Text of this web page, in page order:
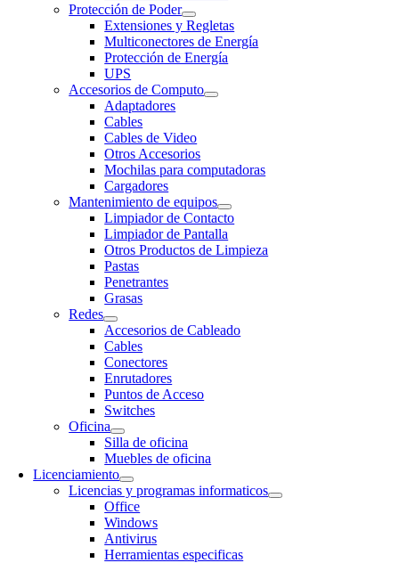
Protección de Poder
Extensiones y Regletas
Multiconectores de Energía
Protección de Energía
UPS
Accesorios de Computo
Adaptadores
Cables
Cables de Video
Otros Accesorios
Mochilas para computadoras
Cargadores
Mantenimiento de equipos
Limpiador de Contacto
Limpiador de Pantalla
Otros Productos de Limpieza
Pastas
Penetrantes
Grasas
Redes
Accesorios de Cableado
Cables
Conectores
Enrutadores
Puntos de Acceso
Switches
Oficina
Silla de oficina
Muebles de oficina
Licenciamiento
Licencias y programas informaticos
Office
Windows
Antivirus
Herramientas especificas